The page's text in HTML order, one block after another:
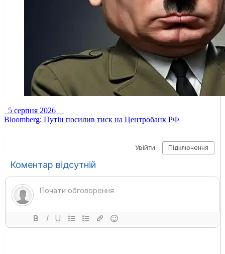
5 серпня 2026
Bloomberg: Путін посилив тиск на Центробанк РФ